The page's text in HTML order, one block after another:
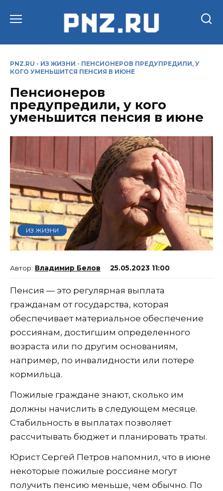
PNZ.RU - ИЗ ЖИЗНИ - ПЕНСИОНЕРОВ ПРЕДУПРЕДИЛИ, У
КОГО УМЕНЬШИТСЯ ПЕНСИЯ В ИЮНЕ
Пенсионеров
предупредили, у кого
уменьшится пенсия в июне
ИЗ ЖИЗНИ
Владимир Белов 25.05.2023 11:00
Пенсия — это регулярная выплата
гражданам от государства, которая
обеспечивает материальное обеспечение
россиянам, достигшим определенного
возраста или по другим основаниям,
например, по инвалидности или потере
кормильца.
Пожилые граждане знают, сколько им
должны начислить в следующем месяце.
Стабильность в выплатах позволяет
рассчитывать бюджет и планировать траты.
Юрист Сергей Петров напомнил, что в июне
некоторые пожилые россияне могут
получить пенсию меньше, чем обычно. По